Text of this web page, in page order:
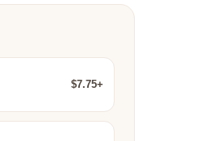
$7.75+